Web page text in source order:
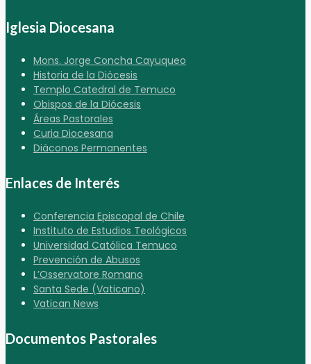
Iglesia Diocesana
Mons. Jorge Concha Cayuqueo
Historia de la Diócesis
Templo Catedral de Temuco
Obispos de la Diócesis
Áreas Pastorales
Curia Diocesana
Diáconos Permanentes
Enlaces de Interés
Conferencia Episcopal de Chile
Instituto de Estudios Teológicos
Universidad Católica Temuco
Prevención de Abusos
L’Osservatore Romano
Santa Sede (Vaticano)
Vatican News
Documentos Pastorales